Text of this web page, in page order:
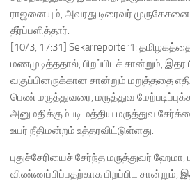
ராஜனையும், அவரது டிரைவர்
தீர்ப்பளித்தார்.
[10/3, 17:31] Sekarreporter1:
மணமுடித்ததால், பிறப்பிடச் சான்றும், இதர
வகுப்பினருக்கான சான்றும் மறுத்ததை
பெண் மருத்துவரை, மருத்துவ
அனுமதிக்கும்படி மத்திய மருத்துவ
உயர் நீதிமன்றம் உத்தரவிட்டுள்ளது.
புதுச்சேரியைச் சேர்ந்த மருத்துவர் ஹேமா,
விண்ணப்பிப்பதற்காக பிறப்பிட சான்றும்,